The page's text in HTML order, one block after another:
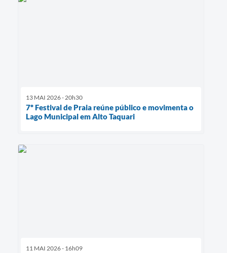
13 MAI 2026 - 20h30
7º Festival de Praia reúne público e movimenta o
Lago Municipal em Alto Taquari
11 MAI 2026 - 16h09